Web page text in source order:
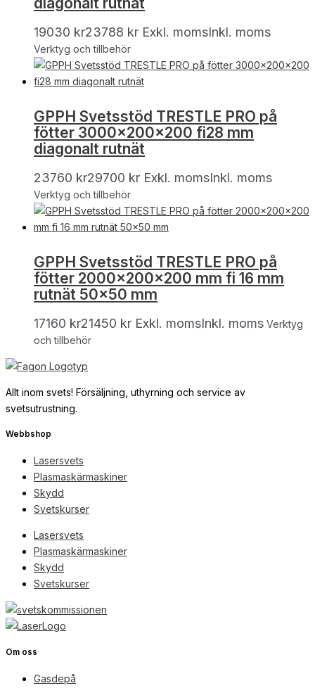
19030 kr23788 kr Exkl. momsInkl. moms
Verktyg och tillbehör
GPPH Svetsstöd TRESTLE PRO på
fötter 3000x200x200 fi28 mm
diagonalt rutnät
23760 kr29700 kr Exkl. momsInkl. moms
Verktyg och tillbehör
GPPH Svetsstöd TRESTLE PRO på
fötter 2000x200x200 mm fi 16 mm
rutnät 50×50 mm
17160 kr21450 kr Exkl. momsInkl. moms Verktyg
och tillbehör
Allt inom svets! Försäljning, uthyrning och service av
svetsutrustning.
Webbshop
Lasersvets
Plasmaskärmaskiner
Skydd
Svetskurser
Lasersvets
Plasmaskärmaskiner
Skydd
Svetskurser
Om oss
Gasdepå